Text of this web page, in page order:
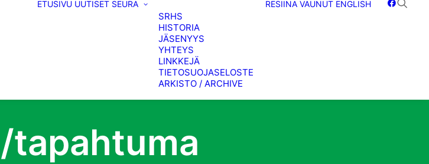
ETUSIVU UUTISET SEURA
SRHS
HISTORIA
JÄSENYYS
YHTEYS
LINKKEJÄ
TIETOSUOJASELOSTE
ARKISTO / ARCHIVE
RESIINA VAUNUT ENGLISH
tapahtuma